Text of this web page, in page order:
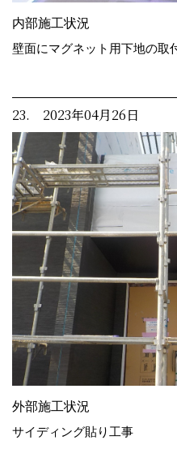
内部施工状況
壁面にマグネット用下地の取
23. 2023年04月26日
外部施工状況
サイディング貼り工事